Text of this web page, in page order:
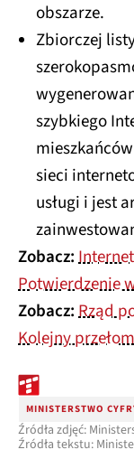
obszarze.
Zbiorczej
szybkiego
sieci
usługi i jest
Zobacz:
Potwierdzenie
Zobacz:Rząd
Kolejny
MINISTERSTWO
Źródła zdjęć:
Źródła tekstu: